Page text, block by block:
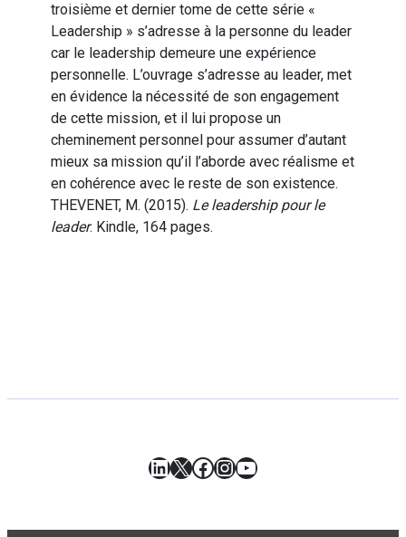
troisième et dernier tome de cette série «
Leadership » s’adresse à la personne du leader
car le leadership demeure une expérience
personnelle. L’ouvrage s’adresse au leader, met
en évidence la nécessité de son engagement
de cette mission, et il lui propose un
cheminement personnel pour assumer d’autant
mieux sa mission qu’il l’aborde avec réalisme et
en cohérence avec le reste de son existence.
THEVENET, M. (2015). Le leadership pour le
leader. Kindle, 164 pages.
LinkedIn
X Facebook
Instagram
YouTube